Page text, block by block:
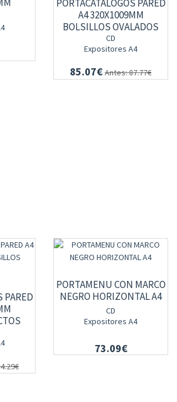
PORTACATALOGOS PARED
A4 320X1009MM
BOLSILLOS OVALADOS
CD
Expositores A4
85.07€ Antes: 87.77€
PARED
PORTAMENU CON MARCO
NEGRO HORIZONTAL A4
CD
Expositores A4
73.09€